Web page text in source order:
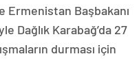
Ermenistan Başbakanı
Dağlık Karabağ’da 27
durması için